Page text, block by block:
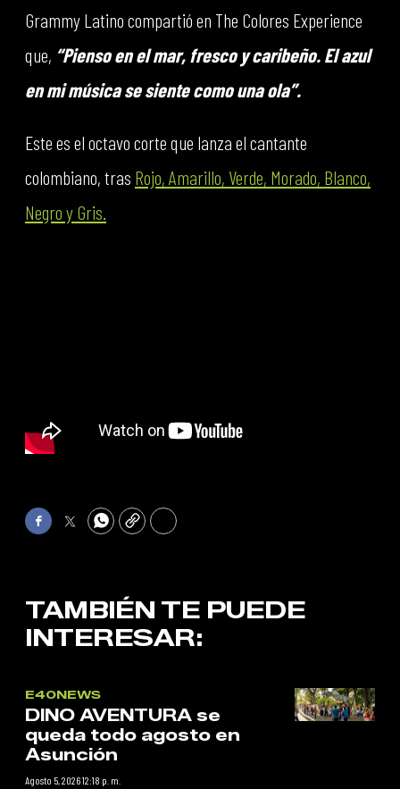
Grammy Latino compartió en The Colores Experience
que, “Pienso en el mar, fresco y caribeño. El azul
en mi música se siente como una ola”.
Este es el octavo corte que lanza el cantante
colombiano, tras Rojo, Amarillo, Verde, Morado, Blanco,
Negro y Gris.
FacebookTwitterWhatsApp
Copy Print
TAMBIÉN TE PUEDE
INTERESAR:
E40NEWS
DINO AVENTURA se
queda todo agosto en
Asunción
Agosto 5, 2026 12:18 p. m.